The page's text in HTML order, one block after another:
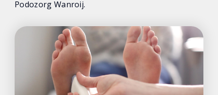
Podozorg Wanroij.